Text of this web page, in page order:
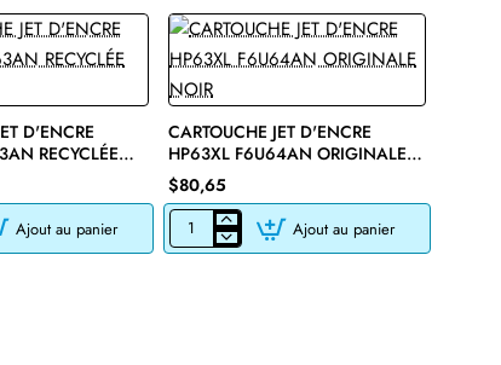
D'ENCRE
RECYCLÉE
Ajout au panier
CARTOUCHE JET D'ENCRE
HP63XL F6U64AN ORIGINALE
NOIR
$80,65
CARTOUCHE
JET
Ajout au panier